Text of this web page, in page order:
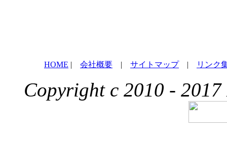
HOME | 会社概要 | サイトマップ| リンク
Copyright c 2010 - 2017